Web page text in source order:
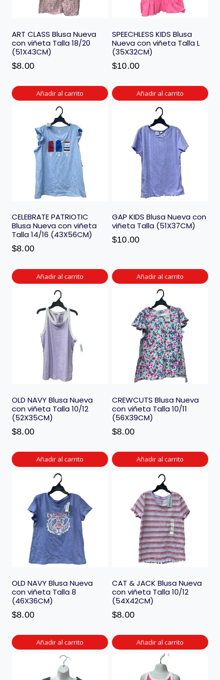
ART CLASS Blusa Nueva
con viñeta Talla 18/20
(51X43CM)
$8.00
Añadir al carrito
SPEECHLESS KIDS Blusa
Nueva con viñeta Talla L
(35X32CM)
$10.00
Añadir al carrito
CELEBRATE PATRIOTIC
Blusa Nueva con viñeta
Talla 14/16 (43X56CM)
$8.00
Añadir al carrito
GAP KIDS Blusa Nueva con
viñeta Talla (51X37CM)
$10.00
Añadir al carrito
OLD NAVY Blusa Nueva
con viñeta Talla 10/12
(52X35CM)
$8.00
Añadir al carrito
CREWCUTS Blusa Nueva
con viñeta Talla 10/11
(56X39CM)
$8.00
Añadir al carrito
OLD NAVY Blusa Nueva
con viñeta Talla 8
(46X36CM)
$8.00
Añadir al carrito
CAT & JACK Blusa Nueva
con viñeta Talla 10/12
(54X42CM)
$8.00
Añadir al carrito